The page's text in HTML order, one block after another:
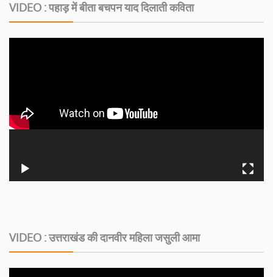
VIDEO : पहाड़ में बीता बचपन याद दिलाती कविता
VIDEO : उत्तराखंड की दानवीर महिला जसुली आमा